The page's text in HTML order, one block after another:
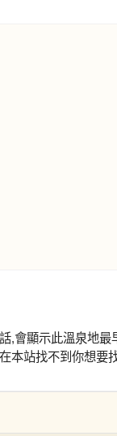
,會顯示此溫泉地
本站找不到你想要